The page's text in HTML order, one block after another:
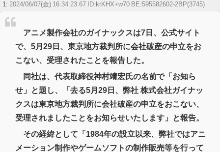
りかな」
百田夏菜子との結婚2年堂本剛、印象ガラリな姿に「匂わせなの？」※私の
【画像】絢瀬絵里さんのお●ぱいでかい【ラブライブ！】
【ウマ娘】ディザイアの謎ポーズ、完全にアレと一致ｗｗｗ
【競馬】G1・2勝 アスコリピチェーノが引退 繁殖入りへ
1: 2024/06/07(金) 16:34:23.67 ID:ktKHX+w70 BE:595582602-2BP(3745)
アニメ製作会社のガイナックスは7日、公式サイト
で、5月29日、東京地方裁判所に会社破産の申立をお
こない、受理されたことを報告した。
同社は、代表取締役神村靖宏氏の名前で「お知ら
せ」と題し、「去る5月29日、弊社 株式会社ガイナッ
クスは東京地方裁判所に会社破産の申立をおこない、
受理されましたことをお知らせいたします」と報告。
その経緯として「1984年の設立以来、弊社ではアニ
メーション制作やゲームソフトの制作販売等を行って